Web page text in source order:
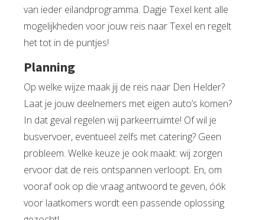
van ieder eilandprogramma. Dagje Texel kent alle
mogelijkheden voor jouw reis naar Texel en regelt
het tot in de puntjes!
Planning
Op welke wijze maak jij de reis naar Den Helder?
Laat je jouw deelnemers met eigen auto’s komen?
In dat geval regelen wij parkeerruimte! Of wil je
busvervoer, eventueel zelfs met catering? Geen
probleem. Welke keuze je ook maakt: wij zorgen
ervoor dat de reis ontspannen verloopt. En, om
vooraf ook op die vraag antwoord te geven, óók
voor laatkomers wordt een passende oplossing